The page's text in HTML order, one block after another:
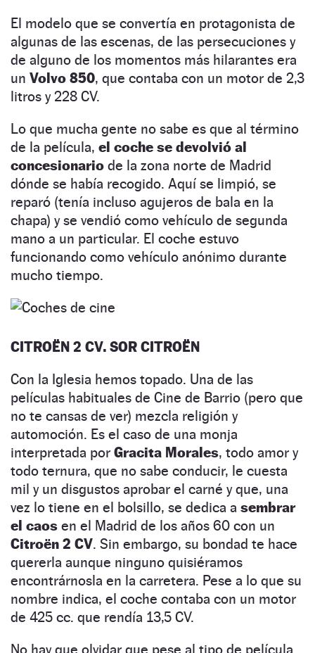
El modelo que se convertía en protagonista de
algunas de las escenas, de las persecuciones y
de alguno de los momentos más hilarantes era
un Volvo 850, que contaba con un motor de 2,3
litros y 228 CV.
Lo que mucha gente no sabe es que al término
de la película, el coche se devolvió al
concesionario de la zona norte de Madrid
dónde se había recogido. Aquí se limpió, se
reparó (tenía incluso agujeros de bala en la
chapa) y se vendió como vehículo de segunda
mano a un particular. El coche estuvo
funcionando como vehículo anónimo durante
mucho tiempo.
CITROËN 2 CV. SOR CITROËN
Con la Iglesia hemos topado. Una de las
películas habituales de Cine de Barrio (pero que
no te cansas de ver) mezcla religión y
automoción. Es el caso de una monja
interpretada por Gracita Morales, todo amor y
todo ternura, que no sabe conducir, le cuesta
mil y un disgustos aprobar el carné y que, una
vez lo tiene en el bolsillo, se dedica a sembrar
el caos en el Madrid de los años 60 con un
Citroën 2 CV. Sin embargo, su bondad te hace
quererla aunque ninguno quisiéramos
encontrárnosla en la carretera. Pese a lo que su
nombre indica, el coche contaba con un motor
de 425 cc. que rendía 13,5 CV.
No hay que olvidar que pese al tipo de película